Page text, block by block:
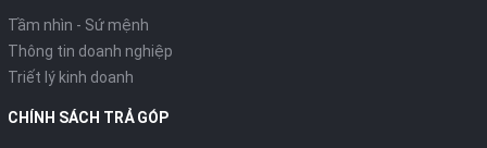
Tầm nhìn - Sứ mệnh
Thông tin doanh nghiệp
Triết lý kinh doanh
CHÍNH SÁCH TRẢ GÓP